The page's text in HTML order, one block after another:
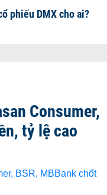
phiếu DMX cho ai?
Consumer,
tỷ lệ cao